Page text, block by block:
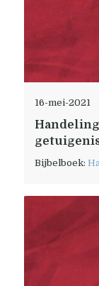
16-mei-2021
Bijbelboek: